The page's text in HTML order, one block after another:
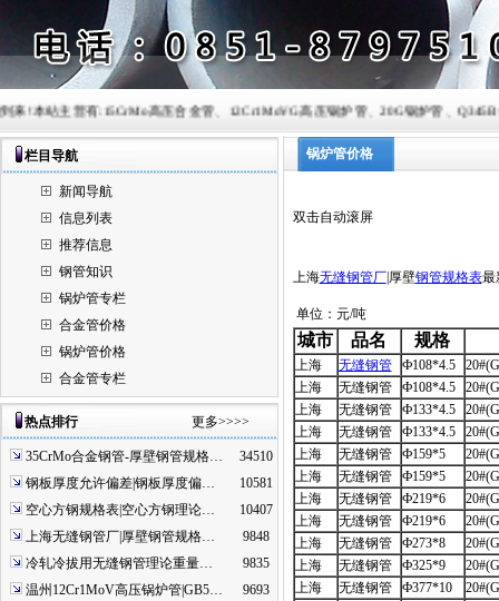
!本站主营有:15CrMo高压合金管、12Cr1MoVG高压锅炉管、20G锅炉管、Q345B
栏目导航
新闻导航
信息列表
推荐信息
钢管知识
锅炉管专栏
合金管价格
锅炉管价格
合金管专栏
热点排行 更多>>>>
35CrMo合金钢管-厚壁钢管规格…
34510
钢板厚度允许偏差|钢板厚度偏…
10581
空心方钢规格表|空心方钢理论…
10407
上海无缝钢管厂|厚壁钢管规格…
9848
冷轧冷拔用无缝钢管理论重量…
9835
温州12Cr1MoV高压锅炉管|GB5…
9693
锅炉管价格
双击自动滚屏
上海无缝钢管厂|厚壁钢管规格表最
单位：元/吨
城市 品名 规格
上海 无缝钢管 Ф108*4.5
上海
无缝钢管 Ф108*4.5
上海
无缝钢管 Ф133*4.5
上海
无缝钢管 Ф133*4.5
上海
无缝钢管 Ф159*5
上海
无缝钢管 Ф159*5
上海
无缝钢管 Ф219*6
上海
无缝钢管 Ф219*6
上海
无缝钢管 Ф273*8
上海
无缝钢管 Ф325*9
上海
无缝钢管 Ф377*10